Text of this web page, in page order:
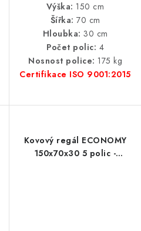
Výška: 150 cm
Šířka: 70 cm
Hloubka: 30 cm
Počet polic: 4
Nosnost police: 175 kg
Certifikace ISO 9001:2015
Kovový regál ECONOMY
150x70x30 5 polic -